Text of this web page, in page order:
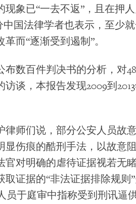
象已“一去不返”，且在押
中国法律学者也表示，至少
而“逐渐受到遏制”。
数百件判决书的分析，对
谈，本报告发现2009到
律师们说，部分公安人员故
伤痕的酷刑手法，以故意
官对明确的虐待证据视若无
证据的“非法证据排除规则
员于庭审中指称受到刑讯逼